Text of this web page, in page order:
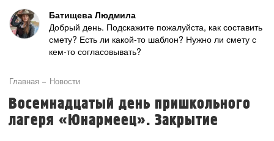
Батищева Людмила
Добрый день. Подскажите пожалуйста, как составить
смету? Есть ли какой-то шаблон? Нужно ли смету с
кем-то согласовывать?
Главная Новости
Восемнадцатый день пришкольного
лагеря «Юнармеец». Закрытие